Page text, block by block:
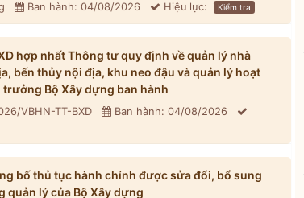
Ban hành: 04/08/2026 Hiệu lực: Kiểm tra
hợp nhất Thông tư quy định về quản lý nhà
bến thủy nội địa, khu neo đậu và quản lý hoạt
Bộ Xây dựng ban hành
VBHN-TT-BXD
Ban hành: 04/08/2026
bố thủ tục hành chính được sửa đổi, bổ sung
quản lý của Bộ Xây dựng